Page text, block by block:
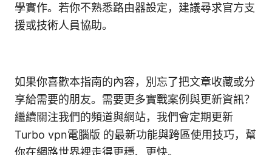
學實作。若你不熟悉路由器設定，建議尋求官方支
援或技術人員協助。
如果你喜歡本指南的內容，別忘了把文章收藏或分
享給需要的朋友。需要更多實戰案例與更新資訊？
繼續關注我們的頻道與網站，我們會定期更新
Turbo vpn電腦版 的最新功能與跨區使用技巧，幫
你在網路世界裡走得更穩、更快。